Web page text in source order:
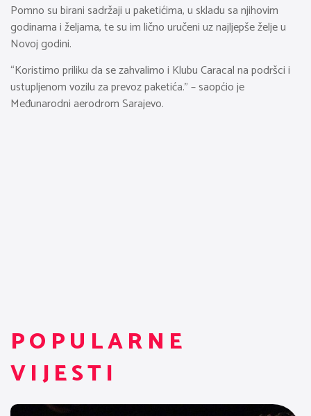
Pomno su birani sadržaji u paketićima, u skladu sa njihovim
godinama i željama, te su im lično uručeni uz najljepše želje u
Novoj godini.
“Koristimo priliku da se zahvalimo i Klubu Caracal na podršci i
ustupljenom vozilu za prevoz paketića.” – saopćio je
Međunarodni aerodrom Sarajevo.
POPULARNE
VIJESTI